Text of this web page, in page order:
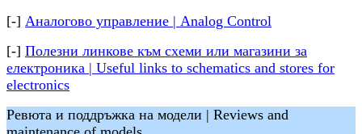
[-] Аналогово управление | Analog Control
[-] Полезни линкове към схеми или магазини за
електроника | Useful links to schematics and stores for
electronics
Ревюта и поддръжка на модели | Reviews and